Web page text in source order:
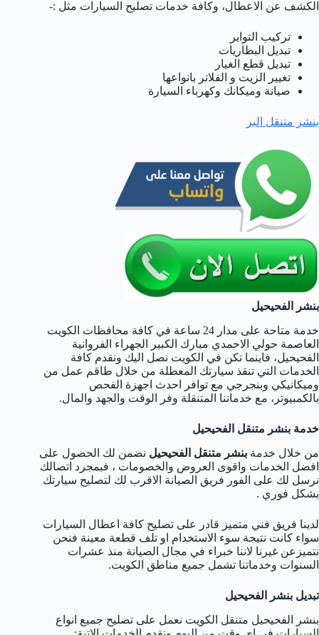
الكشف عن الاعطال، وكافة خدمات تصليح السيارات مثل :-
تركيب التواير
تبديل البطاريات
تبديل قطع الغيار
تغيير الزيت و الفلاتر بانواعها
صيانة وميكانك وكهرباء السيارة
بنشر متنقل البر
بنشر الفحيحيل
خدمة متاحة على مدار 24 ساعة في كافة محافظات الكويت
العاصمة حولي الاحمدي مبارك الكبير الجهراء الفروانية
الفحيحيل، فاينما تكن في الكويت نصل اليك ونقدم كافة
الخدمات التي تنقذ سيارتك المعطلة من خلال طاقم عمل من
وميكانيكي وبنجرجي مع توافر احدث اجهزة الفحص
بالكمبيوتر، مع خدماتنا المتنقلة وفر الوقت والجهد والمال.
خدمة بنشر متنقل الفحيحيل
من خلال خدمة بنشر متنقل الفحيحيل نضمن لك الحصول على
افضل الخدمات واقوى العروض والخصومات ، فبمجرد اتصالك
نرسل لك على الفور فريق الصيانة الاقرب لك لتصليح سيارتك
بشكل فوري .
لدينا فريق فني متميز قادر على تصليح كافة اعطال السيارات
سواء كانت نتيجة سوء الاستخدام او تلف قطعة معينة فنحن
نتميزعن غيرنا لاننا خبراء في مجال الصيانة منذ عشرات
السنوات وخدماتنا تشمل جميع مناطق الكويت.
تبديل بنشر الفحيحيل
بنشر الفحيحيل متنقل الكويت نعمل على تصليح جميع انواع